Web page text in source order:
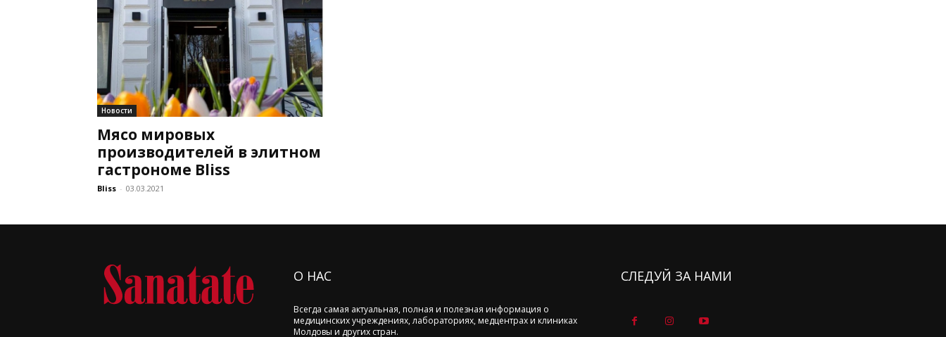
Новости
Мясо мировых
производителей в элитном
гастрономе Bliss
Bliss - 03.03.2021
О НАС
Всегда самая актуальная, полная и полезная информация о
медицинских учреждениях, лабораториях, медцентрах и клиниках
Молдовы и других стран.
СЛЕДУЙ ЗА НАМИ